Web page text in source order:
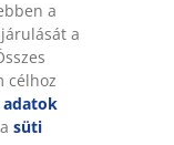
és TikTok)
részben